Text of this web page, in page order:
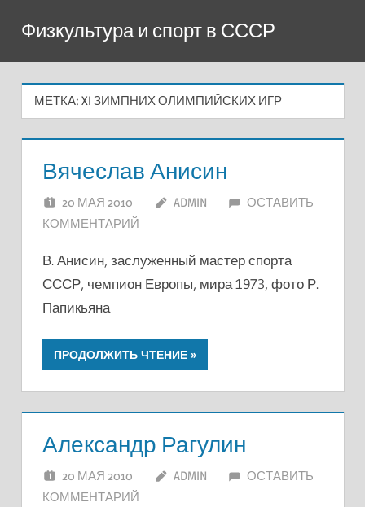
содержимому
Физкультура и спорт в СССР
МЕТКА: XI ЗИМПНИХ ОЛИМПИЙСКИХ ИГР
Вячеслав Анисин
20 МАЯ 2010 ADMIN
ОСТАВИТЬ
КОММЕНТАРИЙ
В. Анисин, заслуженный мастер спорта
СССР, чемпион Европы, мира 1973, фото Р.
Папикьяна
ПРОДОЛЖИТЬ ЧТЕНИЕ
Александр Рагулин
20 МАЯ 2010 ADMIN
ОСТАВИТЬ
КОММЕНТАРИЙ